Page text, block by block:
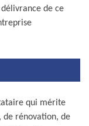
de ce
qui mérite
de rénovation, de